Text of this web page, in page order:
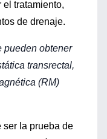
tratamiento,
de drenaje.
pueden obtener
transrectal,
(RM)
ser la prueba de